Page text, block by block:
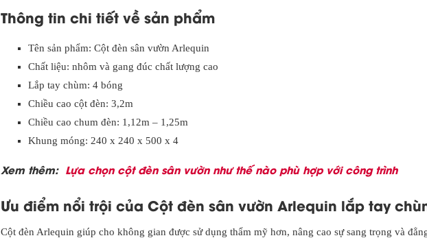
Thông tin chi tiết về sản phẩm
Tên sản phẩm: Cột đèn sân vườn Arlequin
Chất liệu: nhôm và gang đúc chất lượng cao
Lắp tay chùm: 4 bóng
Chiều cao cột đèn: 3,2m
Chiều cao chum đèn: 1,12m – 1,25m
Khung móng: 240 x 240 x 500 x 4
Xem thêm: Lựa chọn cột đèn sân vườn như thế nào phù hợp với công trình
Ưu điểm nổi trội của Cột đèn sân vườn Arlequin lắp tay
Cột đèn Arlequin giúp cho không gian được sử dụng thẩm mỹ hơn, nâng cao sự sang trọng và